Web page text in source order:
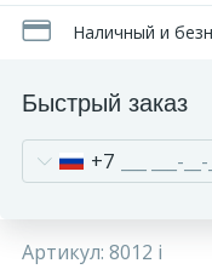
Наличный и
Быстрый заказ
+7
Артикул: 8012 i